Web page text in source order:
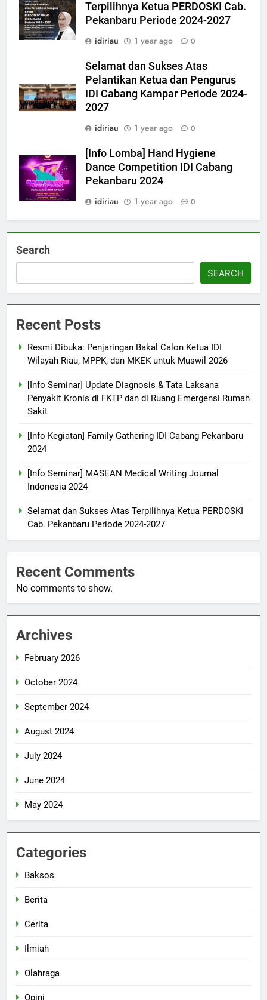
Terpilihnya Ketua PERDOSKI Cab.
Pekanbaru Periode 2024-2027
idiriau
1 year ago 0
Selamat dan Sukses Atas
Pelantikan Ketua dan Pengurus
IDI Cabang Kampar Periode 2024-
2027
idiriau
1 year ago 0
[Info Lomba] Hand Hygiene
Dance Competition IDI Cabang
Pekanbaru 2024
idiriau
1 year ago 0
Search
SEARCH
Recent Posts
Resmi Dibuka: Penjaringan Bakal Calon Ketua IDI
Wilayah Riau, MPPK, dan MKEK untuk Muswil 2026
[Info Seminar] Update Diagnosis & Tata Laksana
Penyakit Kronis di FKTP dan di Ruang Emergensi Rumah
Sakit
[Info Kegiatan] Family Gathering IDI Cabang Pekanbaru
2024
[Info Seminar] MASEAN Medical Writing Journal
Indonesia 2024
Selamat dan Sukses Atas Terpilihnya Ketua PERDOSKI
Cab. Pekanbaru Periode 2024-2027
Recent Comments
No comments to show.
Archives
February 2026
October 2024
September 2024
August 2024
July 2024
June 2024
May 2024
Categories
Baksos
Berita
Cerita
Ilmiah
Olahraga